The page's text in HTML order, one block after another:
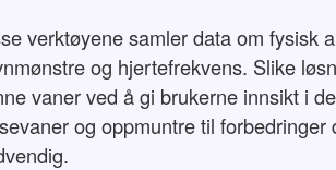
verktøyene samler data om fysisk
og hjertefrekvens. Slike
vaner ved å gi brukerne innsikt i
og oppmuntre til forbedringer